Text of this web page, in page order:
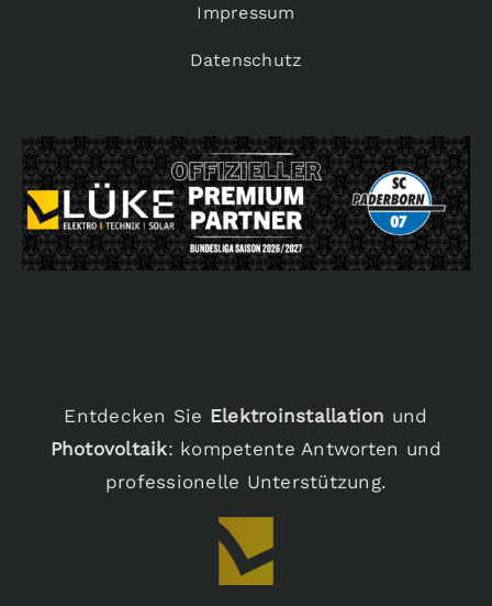
Impressum
Datenschutz
Entdecken Sie Elektroinstallation und
Photovoltaik: kompetente Antworten und
professionelle Unterstützung.